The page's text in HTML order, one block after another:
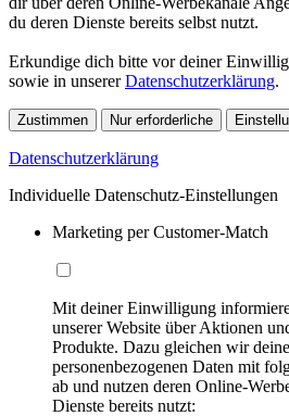
du deren Dienste bereits selbst nutzt.
Erkundige dich bitte vor deiner
sowie in unsererDatenschutzerklärung.
Zustimmen Nur erforderliche
Datenschutzerklärung
Individuelle Datenschutz-Einstellungen
Marketing per Customer-Match
Mit deiner Einwilligung
unserer Website über Aktionen
Produkte. Dazu gleichen wir
personenbezogenen Daten mit
ab und nutzen deren Online-
Dienste bereits nutzt: